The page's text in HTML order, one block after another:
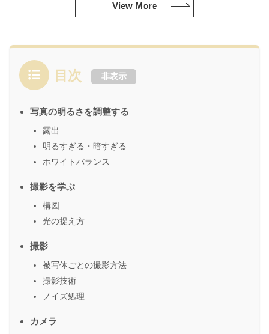
View More
目次 非表示
写真の明るさを調整する
露出
明るすぎる・暗すぎる
ホワイトバランス
撮影を学ぶ
構図
光の捉え方
撮影
被写体ごとの撮影方法
撮影技術
ノイズ処理
カメラ